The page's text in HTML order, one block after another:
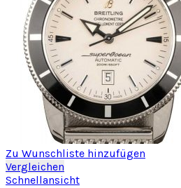
Zu Wunschliste hinzufügen
Vergleichen
Schnellansicht